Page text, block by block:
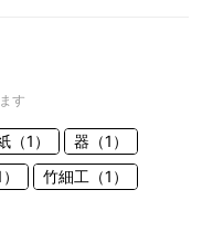
す
（1）
器（1）
竹細工（1）